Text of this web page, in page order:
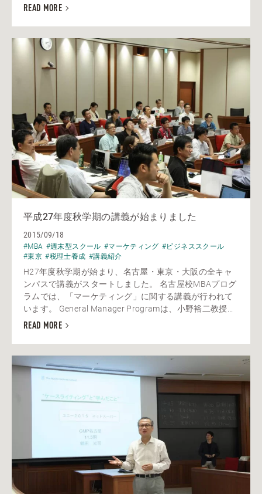
READ MORE
平成27年度秋学期の講義が始まりました
2015/09/18
#MBA #週末型スクール #マーケティング #ビジネススクール
#東京 #税理士養成 #講義紹介
H27年度秋学期が始まり、名古屋・東京・大阪の全キャ
ンパスで講義がスタートしました。 名古屋校MBAプログ
ラムでは、「マーケティング」に関する講義が行われて
います。 General Manager Programは、小野裕二教授...
READ MORE